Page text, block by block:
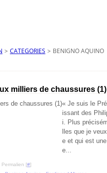
> CATEGORIES > BENIGNO AQUINO
milliers de chaussures (1)
« Je suis le
issant des
i. Plus
lles que je
e et qui est
e...
Permalien [#]